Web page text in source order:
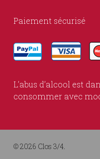
Paiement sécurisé
L’abus d’alcool est
consommer avec
© 2026 Clos 3/4.